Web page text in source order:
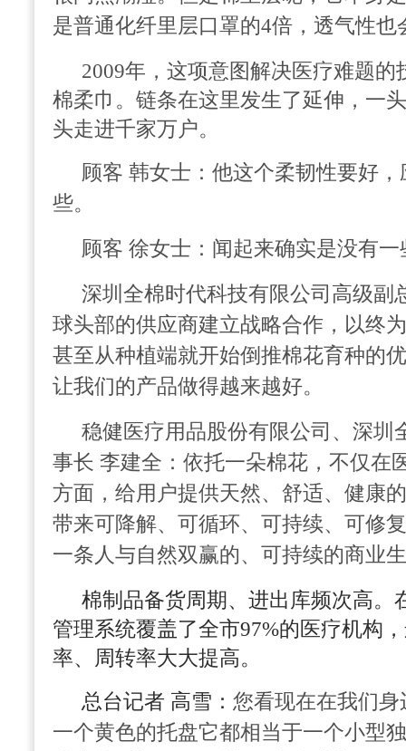
是普通化纤里层口罩的4倍，透气性也
2009年，这项意图解决医疗难题的
棉柔巾。链条在这里发生了延伸，一
头走进千家万户。
顾客 韩女士： 他这个柔韧性要好
些。
顾客 徐女士： 闻起来确实是没有
深圳全棉时代科技有限公司高级副
球头部的供应商建立战略合作，以终
甚至从种植端就开始倒推棉花育种的
让我们的产品做得越来越好。
稳健医疗用品股份有限公司、 深圳
事长 李建全： 依托一朵棉花，不仅在
方面，给用户提供天然、舒适、健康
带来可降解、可循环、可持续、可修
一条人与自然双赢的、可持续的商业
棉制品备货周期、进出库频次高。
管理系统覆盖了全市97%的医疗机构
率、周转率大大提高。
总台记者 高雪： 您看现在在我们
一个黄色的托盘它都相当于一个小型